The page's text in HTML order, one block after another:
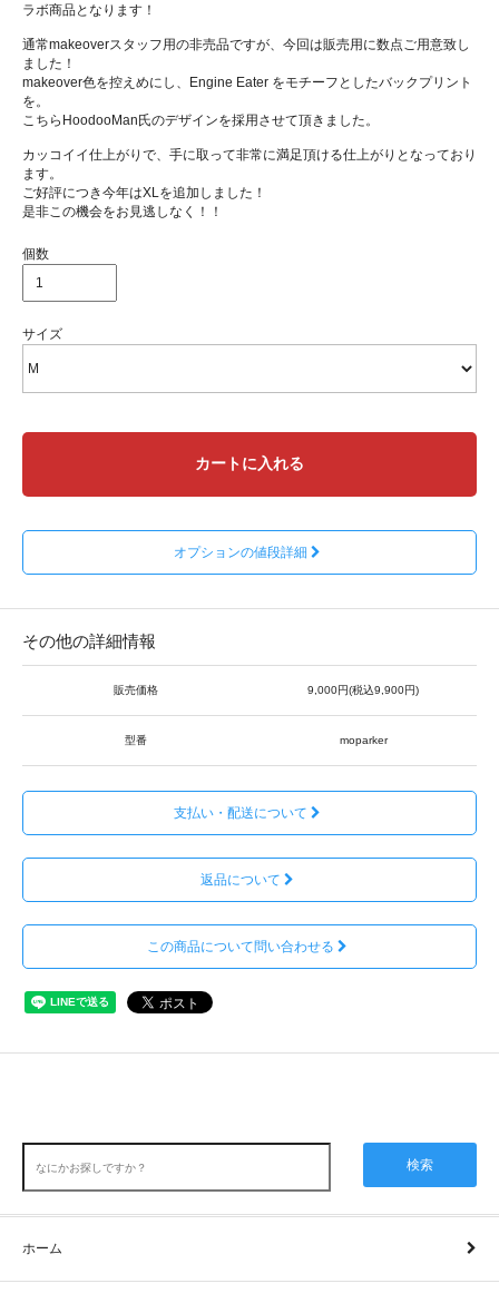
ラボ商品となります！
通常makeoverスタッフ用の非売品ですが、今回は販売用に数点ご用意致し
ました！
makeover色を控えめにし、Engine Eater をモチーフとしたバックプリント
を。
こちらHoodooMan氏のデザインを採用させて頂きました。
カッコイイ仕上がりで、手に取って非常に満足頂ける仕上がりとなっており
ます。
ご好評につき今年はXLを追加しました！
是非この機会をお見逃しなく！！
個数
サイズ
カートに入れる
オプションの値段詳細
その他の詳細情報
販売価格 9,000円(税込9,900円)
型番 moparker
支払い・配送について
返品について
この商品について問い合わせる
検索
ホーム